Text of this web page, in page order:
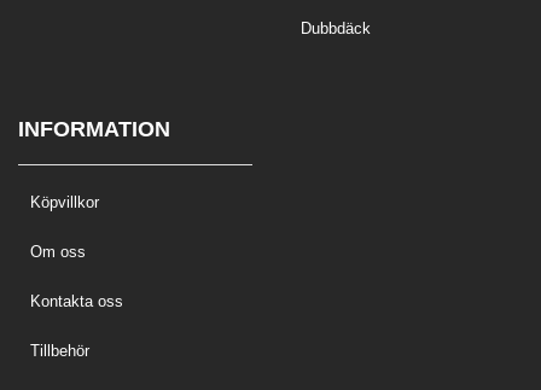
Dubbdäck
INFORMATION
Köpvillkor
Om oss
Kontakta oss
Tillbehör